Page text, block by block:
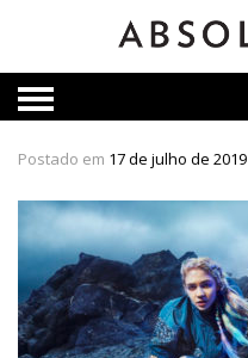
Postado em 17 de julho de 2019